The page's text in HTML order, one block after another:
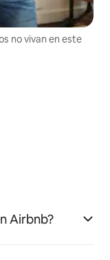
no vivan en este
Airbnb?